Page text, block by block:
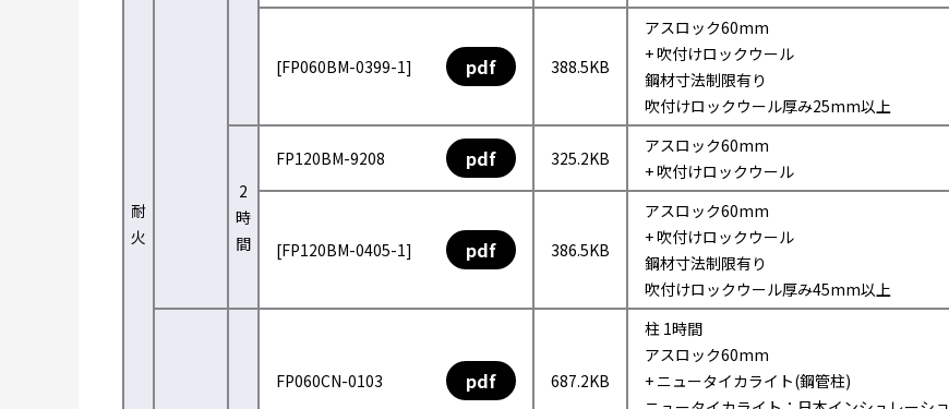
耐
火
[FP060BM-0399-1] pdf 388.5KB
アスロック60mm
+ 吹付けロックウール
鋼材寸法制限有り
吹付けロックウール厚み25mm以上
2
時
間
FP120BM-9208 pdf 325.2KB
アスロック60mm
+ 吹付けロックウール
[FP120BM-0405-1] pdf 386.5KB
アスロック60mm
+ 吹付けロックウール
鋼材寸法制限有り
吹付けロックウール厚み45mm以上
FP060CN-0103 pdf 687.2KB
柱 1時間
アスロック60mm
+ ニュータイカライト(鋼管柱)